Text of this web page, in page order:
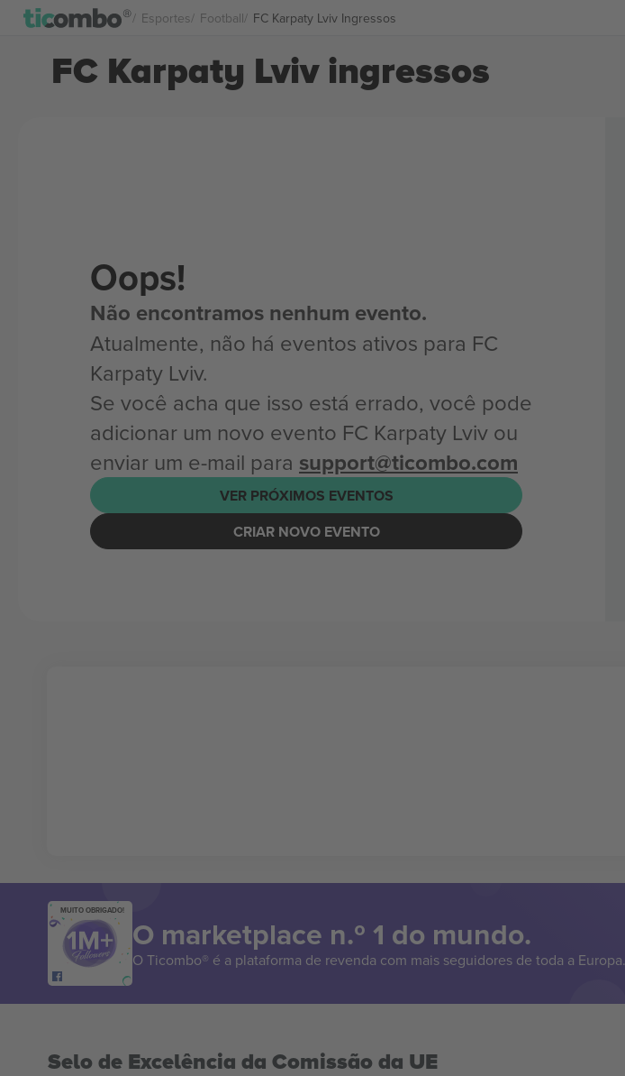
Esportes Football FC Karpaty Lviv Ingressos
FC Karpaty Lviv ingressos
Oops!
Não encontramos nenhum evento.
Atualmente, não há eventos ativos para FC
Karpaty Lviv.
Se você acha que isso está errado, você pode
adicionar um novo evento FC Karpaty Lviv ou
enviar um e-mail para support@ticombo.com
VER PRÓXIMOS EVENTOS
CRIAR NOVO EVENTO
MUITO OBRIGADO!
O marketplace n.º 1 do mundo.
O Ticombo® é a plataforma de revenda com mais seguidores de toda a
Selo de Excelência da Comissão da UE